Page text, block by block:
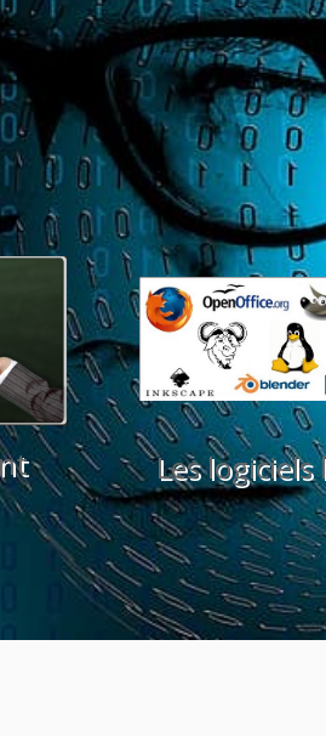
Les logiciels